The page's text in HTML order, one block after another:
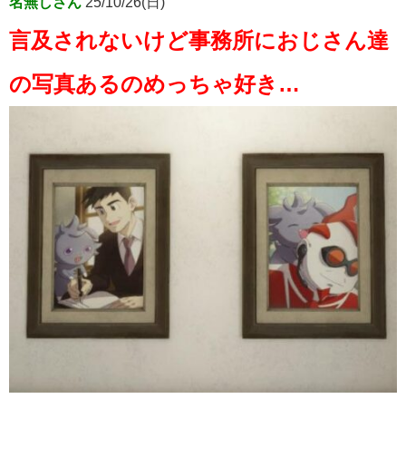
言及されないけど事務所におじさん達
の写真あるのめっちゃ好き…